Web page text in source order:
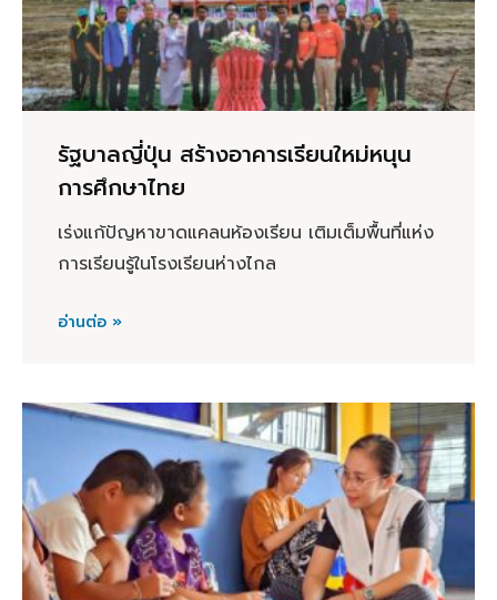
รัฐบาลญี่ปุ่น สร้างอาคารเรียนใหม่หนุน
การศึกษาไทย
เร่งแก้ปัญหาขาดแคลนห้องเรียน เติมเต็มพื้นที่แห่ง
การเรียนรู้ในโรงเรียนห่างไกล
อ่านต่อ »